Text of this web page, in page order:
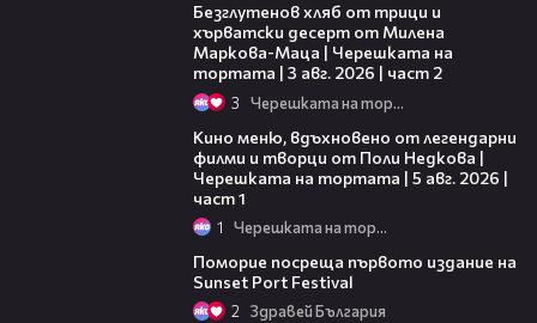
Безглутенов хляб от трици и
хърватски десерт от Милена
Маркова-Маца | Черешката на
тортата | 3 авг. 2026 | част 2
3 Черешката на тортата
Кино меню, вдъхновено от легендарни
филми и творци от Поли Недкова |
Черешката на тортата | 5 авг. 2026 |
част 1
1 Черешката на тортата
Поморие посреща първото издание на
Sunset Port Festival
2 Здравей България